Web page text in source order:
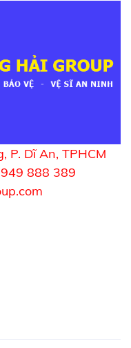
P. Dĩ An, TPHCM
888 389